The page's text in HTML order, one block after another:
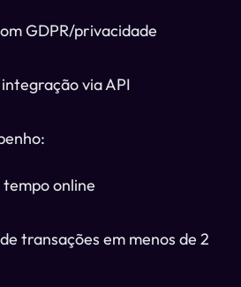
GDPR/privacidade
via API
tempo online
transações em menos de 2